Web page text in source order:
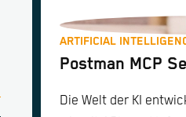
ARTIFICIAL
Postman MCP
Die Welt der KI